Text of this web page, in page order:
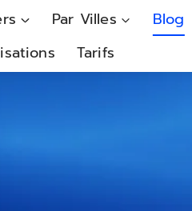
Par Villes Blog
Tarifs